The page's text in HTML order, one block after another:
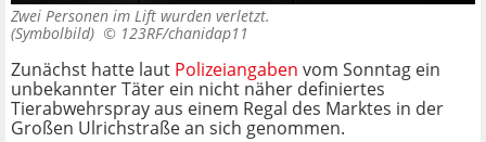
Zwei Personen im Lift wurden verletzt.
(Symbolbild) © 123RF/chanidap11
Zunächst hatte laut Polizeiangaben vom Sonntag ein
unbekannter Täter ein nicht näher definiertes
Tierabwehrspray aus einem Regal des Marktes in der
Großen Ulrichstraße an sich genommen.